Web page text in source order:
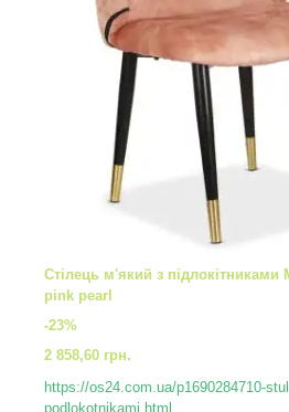
Стілець м'який з
pink pearl
-23%
2 858,60 грн.
https://os24.com.ua/p1690284710-
podlokotnikami.html